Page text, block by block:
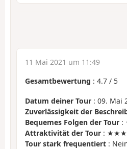
11 Mai 2021 um 11:49
Gesamtbewertung : 4.7 / 5
Datum deiner Tour : 09. Mai
Zuverlässigkeit der
Bequemes Folgen der Tour :
Attraktivität der Tour :
Tour stark frequentiert :